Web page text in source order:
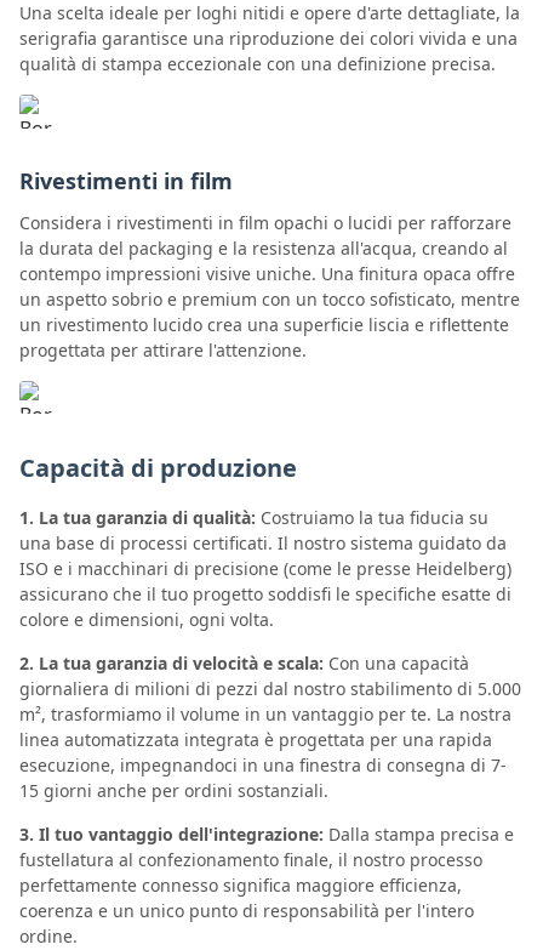
Una scelta ideale per loghi nitidi e opere d'arte dettagliate, la
serigrafia garantisce una riproduzione dei colori vivida e una
qualità di stampa eccezionale con una definizione precisa.
Rivestimenti in film
Considera i rivestimenti in film opachi o lucidi per rafforzare
la durata del packaging e la resistenza all'acqua, creando al
contempo impressioni visive uniche. Una finitura opaca offre
un aspetto sobrio e premium con un tocco sofisticato, mentre
un rivestimento lucido crea una superficie liscia e riflettente
progettata per attirare l'attenzione.
Capacità di produzione
1. La tua garanzia di qualità: Costruiamo la tua fiducia su
una base di processi certificati. Il nostro sistema guidato da
ISO e i macchinari di precisione (come le presse Heidelberg)
assicurano che il tuo progetto soddisfi le specifiche esatte di
colore e dimensioni, ogni volta.
2. La tua garanzia di velocità e scala: Con una capacità
giornaliera di milioni di pezzi dal nostro stabilimento di 5.000
m², trasformiamo il volume in un vantaggio per te. La nostra
linea automatizzata integrata è progettata per una rapida
esecuzione, impegnandoci in una finestra di consegna di 7-
15 giorni anche per ordini sostanziali.
3. Il tuo vantaggio dell'integrazione: Dalla stampa precisa e
fustellatura al confezionamento finale, il nostro processo
perfettamente connesso significa maggiore efficienza,
coerenza e un unico punto di responsabilità per l'intero
ordine.